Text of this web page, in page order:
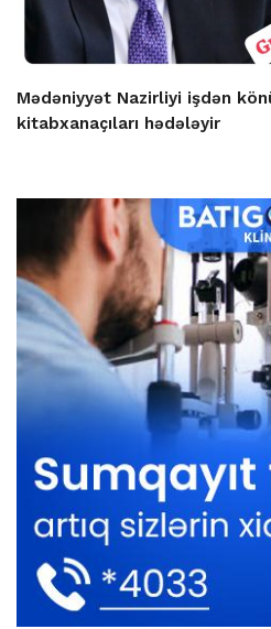
Mədəniyyət Nazirliyi işdən
kitabxanaçıları hədələyir